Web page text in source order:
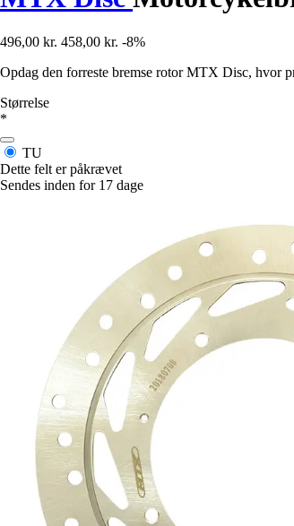
496,00 kr. 458,00 kr. -8%
Opdag den forreste bremse rotor MTX Disc, hvor
Størrelse
*
TU
Dette felt er påkrævet
Sendes inden for 17 dage